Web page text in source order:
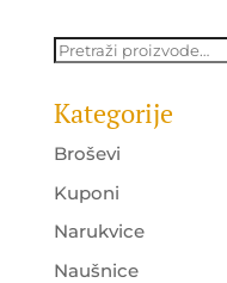
Pretraži:
Kategorije
Broševi
Kuponi
Narukvice
Naušnice